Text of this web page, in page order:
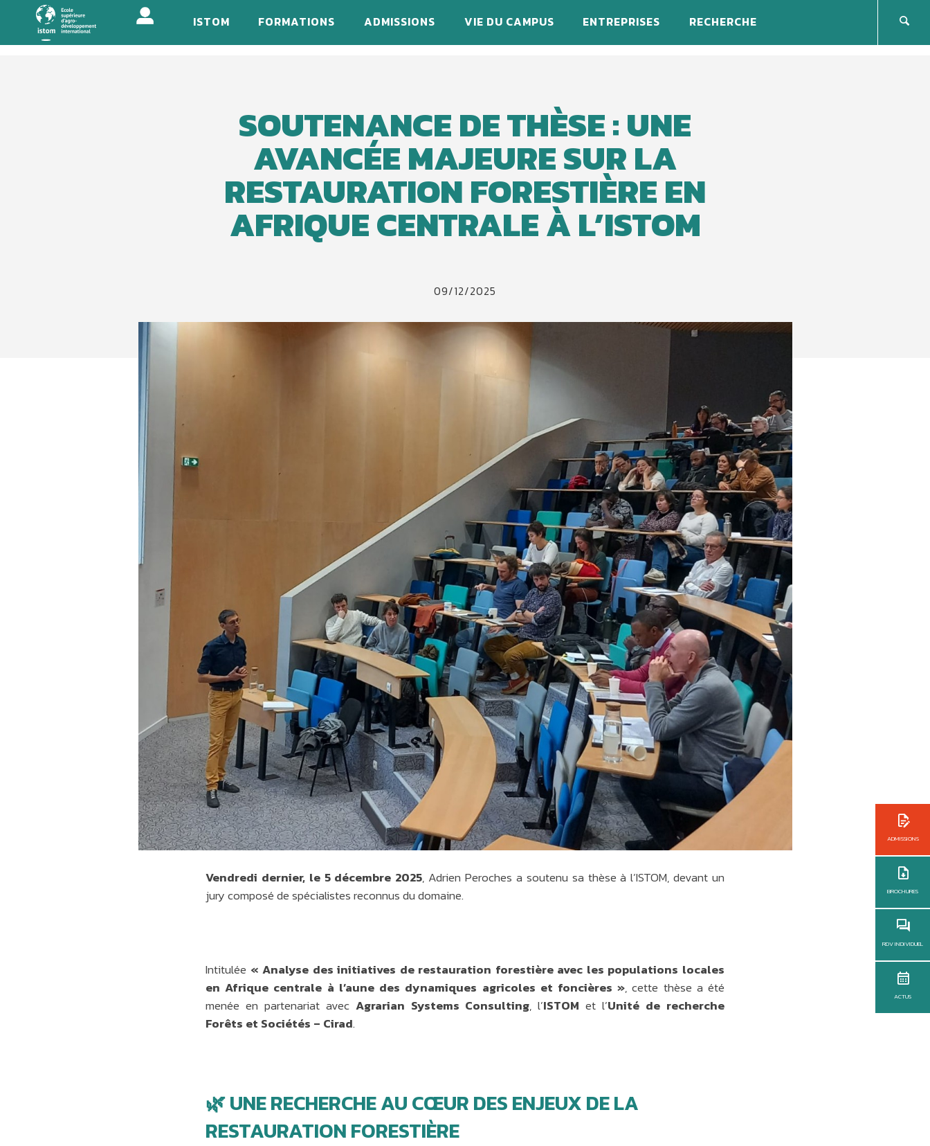
contenu
ISTOM FORMATIONS ADMISSIONS VIE DU CAMPUS ENTREPRISES RECHERCHE
ADMISSIONS
BROCHURES
RDV INDIVIDUEL
ACTUS
SOUTENANCE DE THÈSE : UNE
AVANCÉE MAJEURE SUR LA
RESTAURATION FORESTIÈRE EN
AFRIQUE CENTRALE À L’ISTOM
09/12/2025
Vendredi dernier, le 5 décembre 2025, Adrien Peroches a soutenu sa thèse à l’ISTOM, devant un
jury composé de spécialistes reconnus du domaine.
Intitulée « Analyse des initiatives de restauration forestière avec les populations locales
en Afrique centrale à l’aune des dynamiques agricoles et foncières », cette thèse a été
menée en partenariat avec Agrarian Systems Consulting, l’ISTOM et l’Unité de recherche
Forêts et Sociétés – Cirad.
🌿 UNE RECHERCHE AU CŒUR DES ENJEUX DE LA
RESTAURATION FORESTIÈRE